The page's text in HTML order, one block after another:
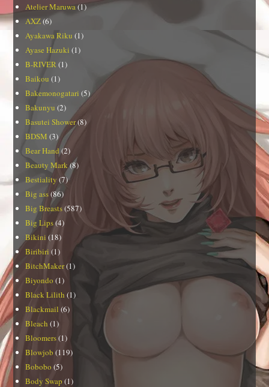
Atelier Maruwa (1)
AXZ(6)
Ayakawa Riku (1)
Ayase Hazuki (1)
B-RIVER (1)
Baikou (1)
Bakemonogatari (5)
Bakunyu (2)
Basutei Shower(8)
BDSM (3)
Bear Hand(2)
Beauty Mark(8)
Bestiality (7)
Big ass(86)
Big Breasts(587)
Big Lips(4)
Bikini (18)
Biribiri (1)
BitchMaker(1)
Biyondo (1)
Black Lilith (1)
Blackmail (6)
Bleach (1)
Bloomers(1)
Blowjob (119)
Bobobo (5)
Body Swap (1)